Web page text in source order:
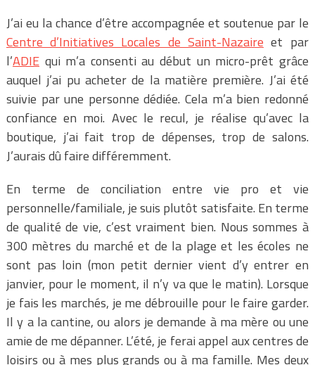
J’ai eu la chance d’être accompagnée et soutenue par le
Centre d’Initiatives Locales de Saint-Nazaire et par
l’ADIEqui m’a consenti au début un micro-prêt grâce
auquel j’ai pu acheter de la matière première. J’ai été
suivie par une personne dédiée. Cela m’a bien redonné
confiance en moi. Avec le recul, je réalise qu’avec la
boutique, j’ai fait trop de dépenses, trop de salons.
J’aurais dû faire différemment.
En terme de conciliation entre vie pro et vie
personnelle/familiale, je suis plutôt satisfaite. En terme
de qualité de vie, c’est vraiment bien. Nous sommes à
300 mètres du marché et de la plage et les écoles ne
sont pas loin (mon petit dernier vient d’y entrer en
janvier, pour le moment, il n’y va que le matin). Lorsque
je fais les marchés, je me débrouille pour le faire garder.
Il y a la cantine, ou alors je demande à ma mère ou une
amie de me dépanner. L’été, je ferai appel aux centres de
loisirs ou à mes plus grands ou à ma famille. Mes deux